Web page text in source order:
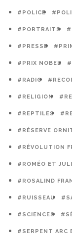
#POLICE
#PORTRAITS
#PRESSE
#PRIX NOBEL
#RADIO
#RELIGION
#REPTILES
#RÉSERVE
#RÉVOLUTION
#ROMÉO ET
#ROSALIND
#RUISSEAU
#SCIENCES
#SERPENT ARC